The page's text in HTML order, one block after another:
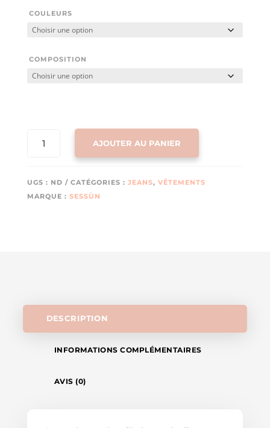
COULEURS
COMPOSITION
AJOUTER AU PANIER
UGS : ND CATÉGORIES : JEANS, VÊTEMENTS
MARQUE : SESSÙN
DESCRIPTION
INFORMATIONS COMPLÉMENTAIRES
AVIS (0)